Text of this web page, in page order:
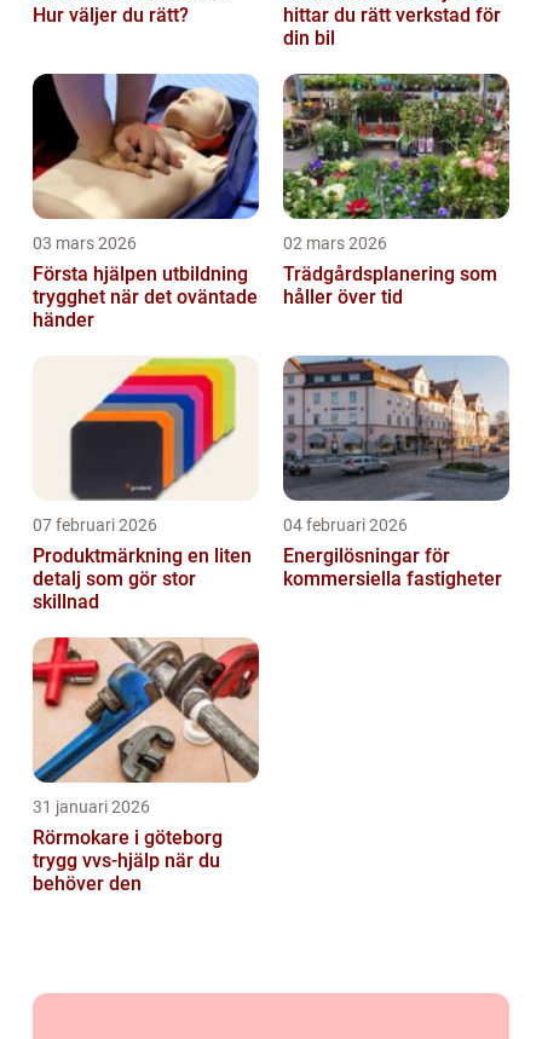
Hur väljer du rätt?
hittar du rätt verkstad för
din bil
03 mars 2026
Första hjälpen utbildning
trygghet när det oväntade
händer
02 mars 2026
Trädgårdsplanering som
håller över tid
07 februari 2026
Produktmärkning en liten
detalj som gör stor
skillnad
04 februari 2026
Energilösningar för
kommersiella fastigheter
31 januari 2026
Rörmokare i göteborg
trygg vvs-hjälp när du
behöver den